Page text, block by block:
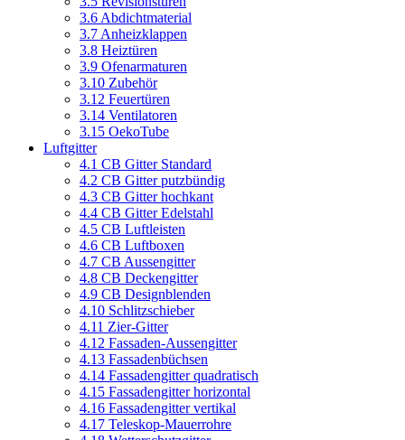
3.6 Abdichtmaterial
3.7 Anheizklappen
3.8 Heiztüren
3.9 Ofenarmaturen
3.10 Zubehör
3.12 Feuertüren
3.14 Ventilatoren
3.15 OekoTube
Luftgitter
4.1 CB Gitter Standard
4.2 CB Gitter putzbündig
4.3 CB Gitter hochkant
4.4 CB Gitter Edelstahl
4.5 CB Luftleisten
4.6 CB Luftboxen
4.7 CB Aussengitter
4.8 CB Deckengitter
4.9 CB Designblenden
4.10 Schlitzschieber
4.11 Zier-Gitter
4.12 Fassaden-Aussengitter
4.13 Fassadenbüchsen
4.14 Fassadengitter quadratisch
4.15 Fassadengitter horizontal
4.16 Fassadengitter vertikal
4.17 Teleskop-Mauerrohre